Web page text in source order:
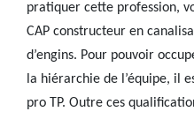
pratiquer cette profession,
CAP constructeur en
d’engins. Pour pouvoir
la hiérarchie de l’équipe, il
pro TP. Outre ces